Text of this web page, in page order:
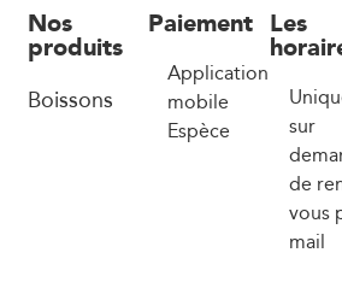
Nos
produits
Boissons
Paiement
Application
mobile
Espèce
Les
sur
de
vous
mail